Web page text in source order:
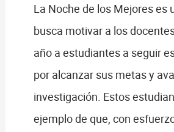
La Noche de los Mejores es
busca motivar a los
año a estudiantes a seguir
por alcanzar sus metas y
investigación. Estos
ejemplo de que, con